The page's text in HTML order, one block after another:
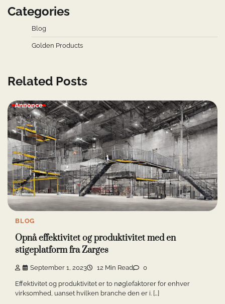
Categories
Blog
Golden Products
Related Posts
Annonce
BLOG
Opnå effektivitet og produktivitet med en
stigeplatform fra Zarges
September 1, 2023 12 Min Read 0
Effektivitet og produktivitet er to nøglefaktorer for enhver
virksomhed, uanset hvilken branche den er i. […]